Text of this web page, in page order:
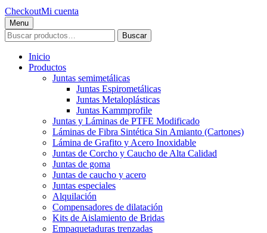
CheckoutMi cuenta
Menu
Buscar
por:
Buscar
Inicio
Productos
Juntas semimetálicas
Juntas Espirometálicas
Juntas Metaloplásticas
Juntas Kammprofile
Juntas y Láminas de PTFE Modificado
Láminas de Fibra Sintética Sin Amianto (Cartones)
Lámina de Grafito y Acero Inoxidable
Juntas de Corcho y Caucho de Alta Calidad
Juntas de goma
Juntas de caucho y acero
Juntas especiales
Alquilación
Compensadores de dilatación
Kits de Aislamiento de Bridas
Empaquetaduras trenzadas